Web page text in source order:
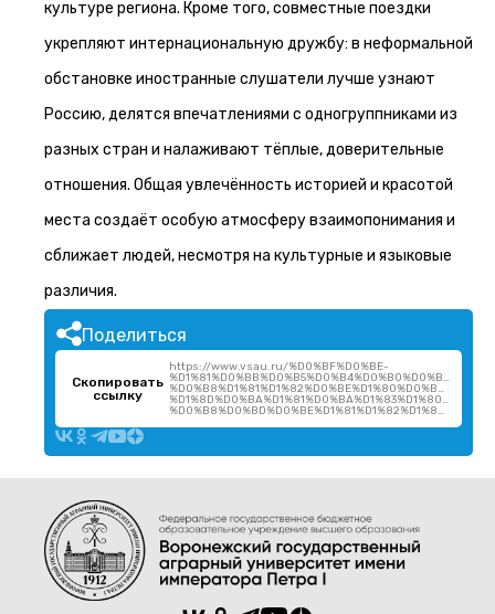
культуре региона. Кроме того, совместные поездки
укрепляют интернациональную дружбу: в неформальной
обстановке иностранные слушатели лучше узнают
Россию, делятся впечатлениями с одногруппниками из
разных стран и налаживают тёплые, доверительные
отношения. Общая увлечённость историей и красотой
места создаёт особую атмосферу взаимопонимания и
сближает людей, несмотря на культурные и языковые
различия.
Поделиться
Скопировать
ссылку
https://www.vsau.ru/%D0%BF%D0%BE-
%D1%81%D0%BB%D0%B5%D0%B4%D0%B0%D0%BC-
%D0%B8%D0%BD%D0%BE%D1%81%D1%82%D1%80%D0%B0%D0%BD/